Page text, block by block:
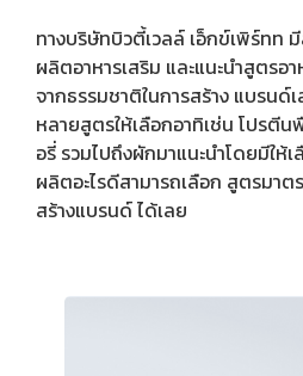
ทางบริษัทบิวตี้เวลล์ เอ็กข์เพิร์ทท
ผลิตอาหารเสริม และแนะนำสูตรอ
จากธรรมชาติในการสร้าง แบรนด์
หลายสูตรให้เลือกอาทิเช่น โปรตี
อรี่ รวมไปถึงผักมาแนะนำโดยมีให้เ
ผลิตอะไรดีสามารถเลือก สูตรมาต
สร้างแบรนด์ ได้เลย